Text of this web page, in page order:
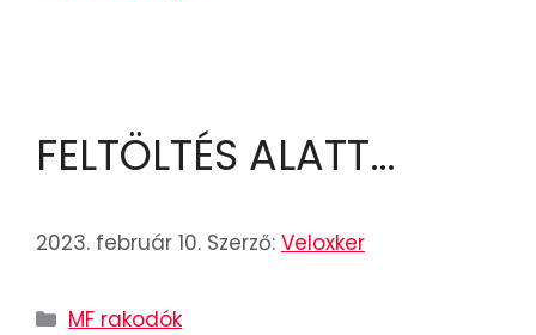
FELTÖLTÉS ALATT…
2023. február 10. Szerző: Veloxker
MF rakodók